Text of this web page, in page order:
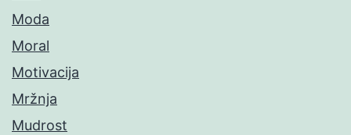
Moda
Moral
Motivacija
Mržnja
Mudrost